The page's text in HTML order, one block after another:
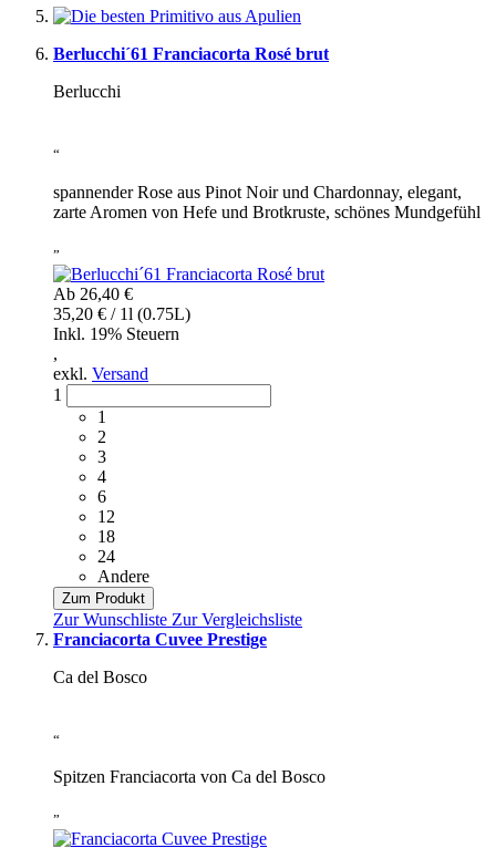
Berlucchi´61 Franciacorta Rosé brut
Berlucchi
“
spannender Rose aus Pinot Noir und Chardonnay, elegant,
zarte Aromen von Hefe und Brotkruste, schönes Mundgefühl
”
Ab 26,40 €
35,20 € / 1l (0.75L)
Inkl. 19% Steuern
,
exkl. Versand
1
1
2
3
4
6
12
18
24
Andere
Zum Produkt
Zur Wunschliste Zur Vergleichsliste
Franciacorta Cuvee Prestige
Ca del Bosco
“
Spitzen Franciacorta von Ca del Bosco
”